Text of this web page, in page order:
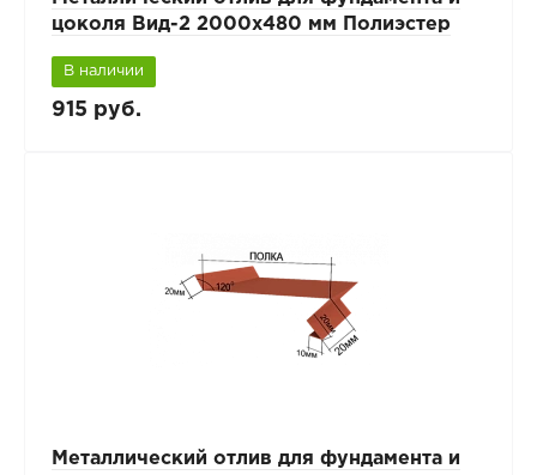
цоколя Вид-2 2000x480 мм Полиэстер
В наличии
915 руб.
Металлический отлив для фундамента и